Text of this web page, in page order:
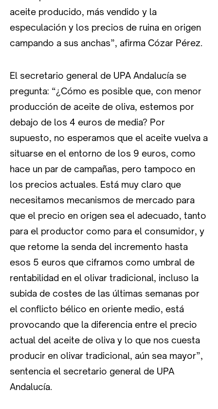
aceite producido, más vendido y la
especulación y los precios de ruina en origen
campando a sus anchas”, afirma Cózar Pérez.
El secretario general de UPA Andalucía se
pregunta: “¿Cómo es posible que, con menor
producción de aceite de oliva, estemos por
debajo de los 4 euros de media? Por
supuesto, no esperamos que el aceite vuelva a
situarse en el entorno de los 9 euros, como
hace un par de campañas, pero tampoco en
los precios actuales. Está muy claro que
necesitamos mecanismos de mercado para
que el precio en origen sea el adecuado, tanto
para el productor como para el consumidor, y
que retome la senda del incremento hasta
esos 5 euros que ciframos como umbral de
rentabilidad en el olivar tradicional, incluso la
subida de costes de las últimas semanas por
el conflicto bélico en oriente medio, está
provocando que la diferencia entre el precio
actual del aceite de oliva y lo que nos cuesta
producir en olivar tradicional, aún sea mayor”,
sentencia el secretario general de UPA
Andalucía.